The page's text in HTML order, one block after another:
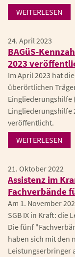
WEITERLESEN
24. April 2023
BAGüS-
2023
Im April 2023 hat
überörtlichen
Eingliederungshilfe
Eingliederungshilfe
veröffentlicht.
WEITERLESEN
21. Oktober 2022
Assistenz im
Fachverbände
Am 1. November
SGB IX in Kraft: die
Die fünf
haben sich mit den
Leistungserbringer